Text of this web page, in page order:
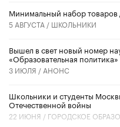
Минимальный набор
5 АВГУСТА / ШКОЛЬНИКИ
Вышел в свет новый номер
«Образовательная
3 ИЮЛЯ / АНОНС
Школьники и студенты
Отечественной войны
22 ИЮНЯ / ГОРОДСКОЕ